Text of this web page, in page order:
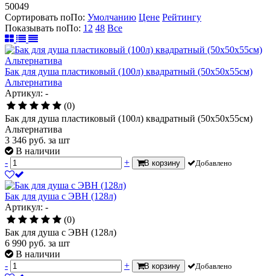
50049
Сортировать поПо: Умолчанию Цене Рейтингу
Показывать поПо: 12 48 Все
Бак для душа пластиковый (100л) квадратный (50х50х55см)
Альтернатива
Артикул: -
(0)
Бак для душа пластиковый (100л) квадратный (50х50х55см)
Альтернатива
3 346 руб. за шт
В наличии
-
+ В корзину Добавлено
Бак для душа с ЭВН (128л)
Артикул: -
(0)
Бак для душа с ЭВН (128л)
6 990 руб. за шт
В наличии
-
+ В корзину Добавлено